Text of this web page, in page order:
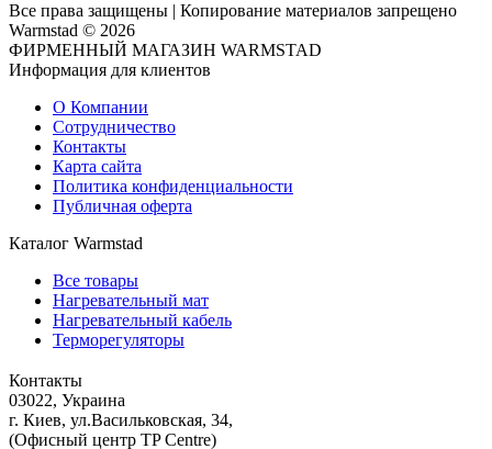
Все права защищены | Копирование материалов запрещено
Warmstad © 2026
ФИРМЕННЫЙ МАГАЗИН WARMSTAD
Информация для клиентов
О Компании
Сотрудничество
Контакты
Карта сайта
Политика конфиденциальности
Публичная оферта
Каталог Warmstad
Все товары
Нагревательный мат
Нагревательный кабель
Терморегуляторы
Контакты
03022, Украина
г. Киев, ул.Васильковская, 34,
(Офисный центр TP Centre)